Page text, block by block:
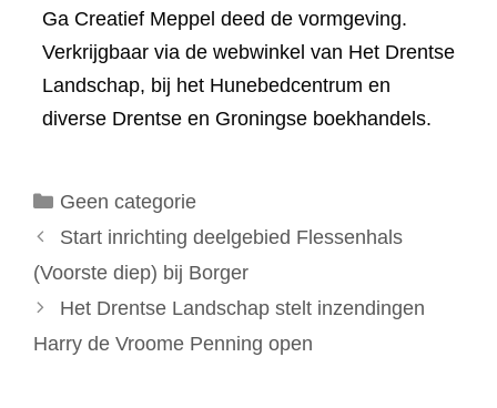
Ga Creatief Meppel deed de vormgeving.
Verkrijgbaar via de webwinkel van Het Drentse
Landschap, bij het Hunebedcentrum en
diverse Drentse en Groningse boekhandels.
Categorieën
Geen categorie
Start inrichting deelgebied Flessenhals
(Voorste diep) bij Borger
Het Drentse Landschap stelt inzendingen
Harry de Vroome Penning open